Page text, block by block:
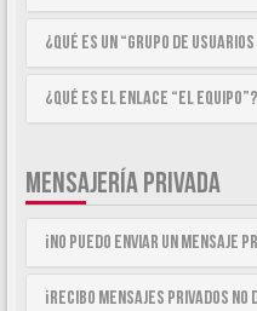
¿Qué es un “Grupo de
¿Qué es el enlace “El equipo”?
MENSAJERÍA PRIVADA
¡No puedo enviar un mensaje
¡Recibo mensajes privados no